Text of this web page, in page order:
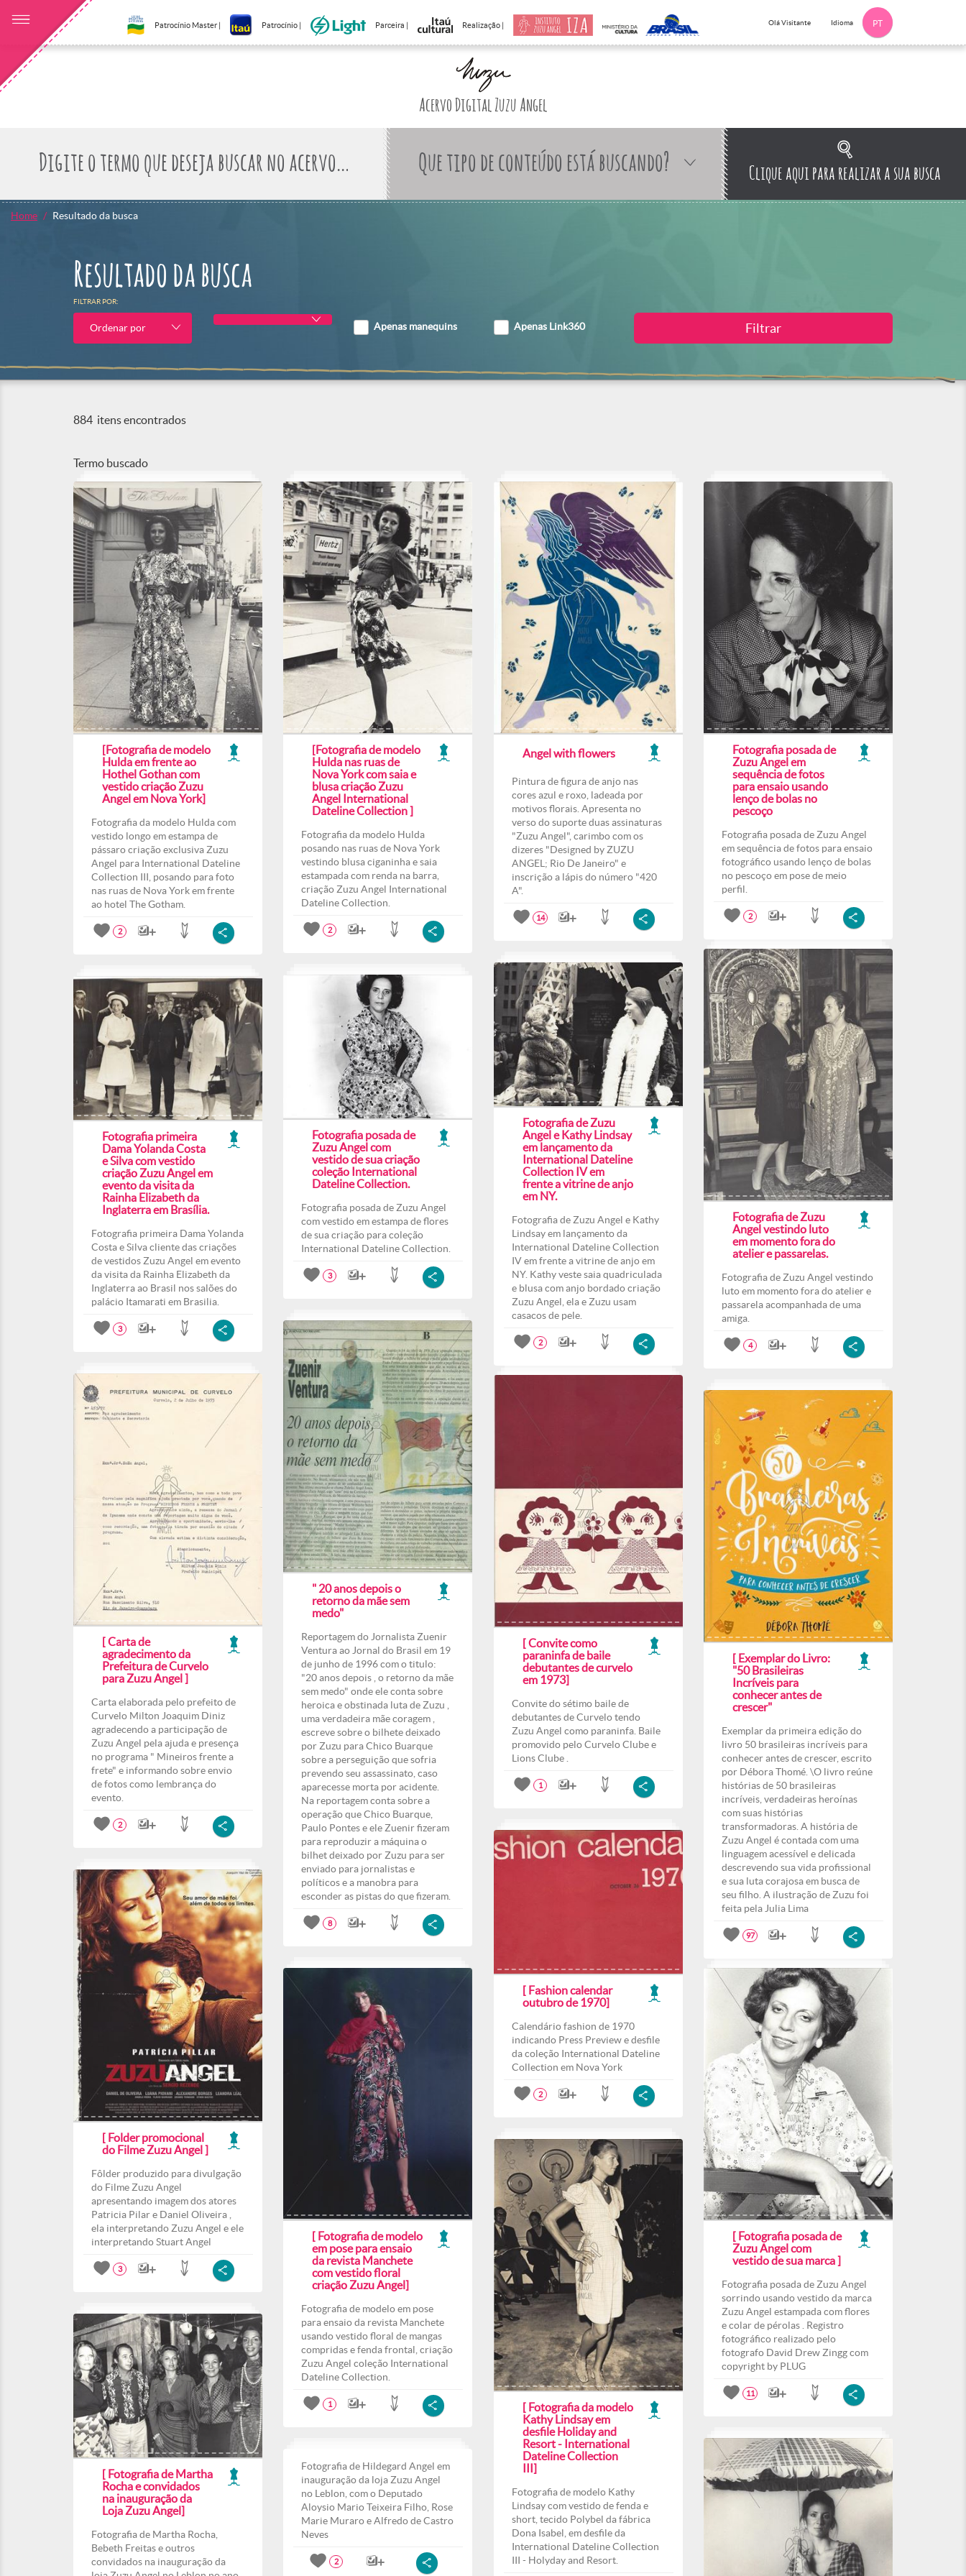
Patrocínio Master | Patrocínio | Parceira | Realização | Olá Visitante Idioma PT
Acervo Digital Zuzu Angel
Que tipo de conteúdo está buscando? Clique aqui para realizar a sua busca
Home Resultado da busca
Resultado da busca
FILTRAR POR:
Ordenar por Apenas manequins Apenas Link360
884 itens encontrados
Termo buscado
[Fotografia de modelo
Hulda em frente ao
Hothel Gothan com
vestido criação Zuzu
Angel em Nova York]
Fotografia da modelo Hulda com
vestido longo em estampa de
pássaro criação exclusiva Zuzu
Angel para International Dateline
Collection III, posando para foto
nas ruas de Nova York em frente
ao hotel The Gotham.
2
[Fotografia de modelo
Hulda nas ruas de
Nova York com saia e
blusa criação Zuzu
Angel International
Dateline Collection ]
Fotografia da modelo Hulda
posando nas ruas de Nova York
vestindo blusa ciganinha e saia
estampada com renda na barra,
criação Zuzu Angel International
Dateline Collection.
2
Angel with flowers
Pintura de figura de anjo nas
cores azul e roxo, ladeada por
motivos florais. Apresenta no
verso do suporte duas assinaturas
"Zuzu Angel", carimbo com os
dizeres "Designed by ZUZU
ANGEL; Rio De Janeiro" e
inscrição a lápis do número "420
A".
14
Fotografia posada de
Zuzu Angel em
sequência de fotos
para ensaio usando
lenço de bolas no
pescoço
Fotografia posada de Zuzu Angel
em sequência de fotos para ensaio
fotográfico usando lenço de bolas
no pescoço em pose de meio
perfil.
2
Fotografia de Zuzu
Angel vestindo luto
em momento fora do
atelier e passarelas.
Fotografia de Zuzu Angel vestindo
luto em momento fora do atelier e
passarela acompanhada de uma
amiga.
4
Fotografia de Zuzu
Angel e Kathy Lindsay
em lançamento da
International Dateline
Collection IV em
frente a vitrine de anjo
em NY.
Fotografia de Zuzu Angel e Kathy
Lindsay em lançamento da
International Dateline Collection
IV em frente a vitrine de anjo em
NY. Kathy veste saia quadriculada
e blusa com anjo bordado criação
Zuzu Angel, ela e Zuzu usam
casacos de pele.
2
Fotografia posada de
Zuzu Angel com
vestido de sua criação
coleção International
Dateline Collection.
Fotografia posada de Zuzu Angel
com vestido em estampa de flores
de sua criação para coleção
International Dateline Collection.
3
Fotografia primeira
Dama Yolanda Costa
e Silva com vestido
criação Zuzu Angel em
evento da visita da
Rainha Elizabeth da
Inglaterra em Brasília.
Fotografia primeira Dama Yolanda
Costa e Silva cliente das criações
de vestidos Zuzu Angel em evento
da visita da Rainha Elizabeth da
Inglaterra ao Brasil nos salões do
palácio Itamarati em Brasilia.
3
" 20 anos depois o
retorno da mãe sem
medo"
Reportagem do Jornalista Zuenir
Ventura ao Jornal do Brasil em 19
de junho de 1996 com o titulo:
"20 anos depois , o retorno da mãe
sem medo" onde ele conta sobre
heroica e obstinada luta de Zuzu ,
uma verdadeira mãe coragem ,
escreve sobre o bilhete deixado
por Zuzu para Chico Buarque
sobre a perseguição que sofria
prevendo seu assassinato, caso
aparecesse morta por acidente.
Na reportagem conta sobre a
operação que Chico Buarque,
Paulo Pontes e ele Zuenir fizeram
para reproduzir a máquina o
bilhet deixado por Zuzu para ser
enviado para jornalistas e
políticos e a manobra para
esconder as pistas do que fizeram.
8
[ Carta de
agradecimento da
Prefeitura de Curvelo
para Zuzu Angel ]
Carta elaborada pelo prefeito de
Curvelo Milton Joaquim Diniz
agradecendo a participação de
Zuzu Angel pela ajuda e presença
no programa " Mineiros frente a
frete" e informando sobre envio
de fotos como lembrança do
evento.
2
[ Convite como
paraninfa de baile
debutantes de curvelo
em 1973]
Convite do sétimo baile de
debutantes de Curvelo tendo
Zuzu Angel como paraninfa. Baile
promovido pelo Curvelo Clube e
Lions Clube .
1
[ Exemplar do Livro:
"50 Brasileiras
Incríveis para
conhecer antes de
crescer"
Exemplar da primeira edição do
livro 50 brasileiras incríveis para
conhecer antes de crescer, escrito
por Débora Thomé. \O livro reúne
histórias de 50 brasileiras
incríveis, verdadeiras heroínas
com suas histórias
transformadoras. A história de
Zuzu Angel é contada com uma
linguagem acessível e delicada
descrevendo sua vida profissional
e sua luta corajosa em busca de
seu filho. A ilustração de Zuzu foi
feita pela Julia Lima
97
[ Fashion calendar
outubro de 1970]
Calendário fashion de 1970
indicando Press Preview e desfile
da coleção International Dateline
Collection em Nova York
2
[ Folder promocional
do Filme Zuzu Angel ]
Fôlder produzido para divulgação
do Filme Zuzu Angel
apresentando imagem dos atores
Patricia Pilar e Daniel Oliveira ,
ela interpretando Zuzu Angel e ele
interpretando Stuart Angel
3
[ Fotografia de modelo
em pose para ensaio
da revista Manchete
com vestido floral
criação Zuzu Angel]
Fotografia de modelo em pose
para ensaio da revista Manchete
usando vestido floral de mangas
compridas e fenda frontal, criação
Zuzu Angel coleção International
Dateline Collection.
1
[ Fotografia posada de
Zuzu Angel com
vestido de sua marca ]
Fotografia posada de Zuzu Angel
sorrindo usando vestido da marca
Zuzu Angel estampada com flores
e colar de pérolas . Registro
fotográfico realizado pelo
fotografo David Drew Zingg com
copyright by PLUG
11
[ Fotografia da modelo
Kathy Lindsay em
desfile Holiday and
Resort - International
Dateline Collection
III]
Fotografia de modelo Kathy
Lindsay com vestido de fenda e
short, tecido Polybel da fábrica
Dona Isabel, em desfile da
International Dateline Collection
III - Holyday and Resort.
[ Fotografia de Martha
Rocha e convidados
na inauguração da
Loja Zuzu Angel]
Fotografia de Martha Rocha,
Bebeth Freitas e outros
convidados na inauguração da
Fotografia de Hildegard Angel em
inauguração da loja Zuzu Angel
no Leblon, com o Deputado
Aloysio Mario Teixeira Filho, Rose
Marie Muraro e Alfredo de Castro
Neves
2